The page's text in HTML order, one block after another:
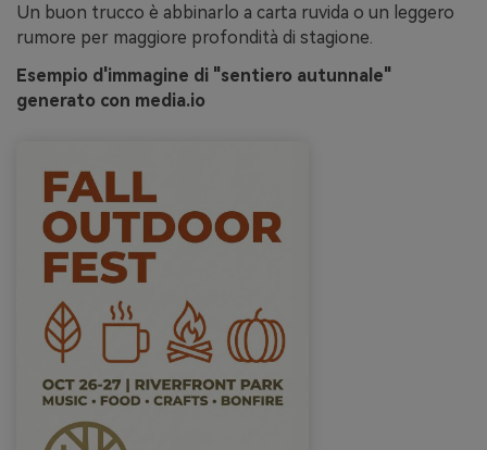
Un buon trucco è abbinarlo a carta ruvida o un leggero
rumore per maggiore profondità di stagione.
Esempio d'immagine di "sentiero autunnale"
generato con media.io